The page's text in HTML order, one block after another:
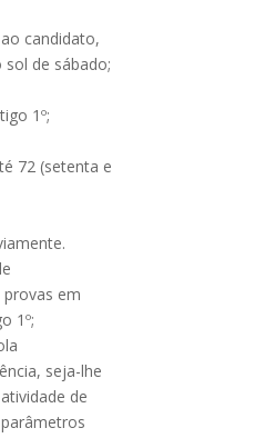
candidato,
de sábado;
1º;
72 (setenta e
em
1º;
seja-lhe
de